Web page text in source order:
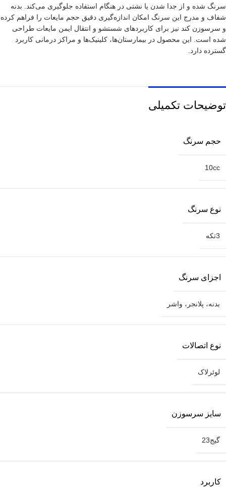
سرنگ شده و از جدا شدن یا نشتی در هنگام استفاده جلوگیری می‌کند. بدنه
شفاف و مدرج این سرنگ امکان اندازه‌گیری دقیق حجم مایعات را فراهم کرده
و سرسوزن کند نیز برای کاربردهای شستشو و انتقال ایمن مایعات طراحی
شده است. این محصول در بیمارستان‌ها، کلینیک‌ها و مراکز درمانی کاربرد
گسترده دارد.
توضیحات تکمیلی
حجم سرنگ
10cc
نوع سرنگ
3تکه
اجزای سرنگ
بدنه، پلانجر، واشر
نوع اتصالات
لوئرلاک
سایز سرسوزن
گیج23
کاربرد